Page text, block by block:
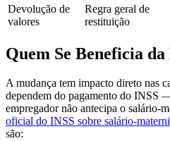
Devolução de
valores
Regra geral de
restituição
Quem Se Beneficia
A mudança tem impacto direto nas
dependem do pagamento do INSS
empregador não antecipa o salário-
oficial do INSS sobre salário-
são: